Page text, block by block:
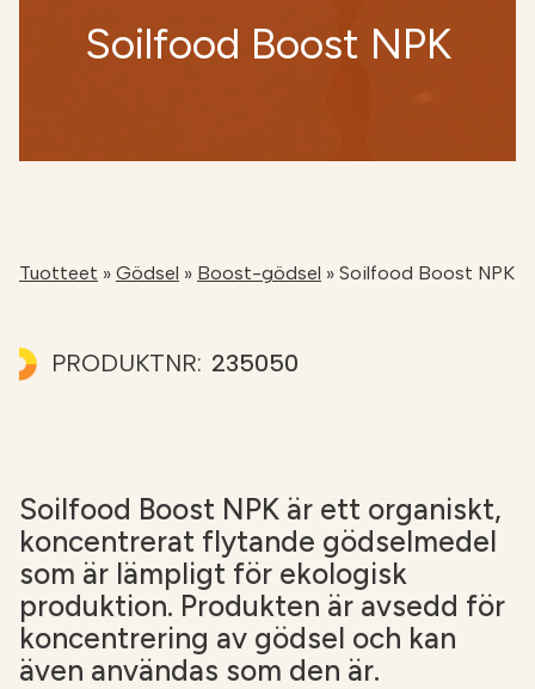
NÄTBUTIKEN
Soilfood Boost NPK
Tuotteet » Gödsel » Boost-gödsel » Soilfood Boost NPK
PRODUKTNR: 235050
Soilfood Boost NPK är ett organiskt,
koncentrerat flytande gödselmedel
som är lämpligt för ekologisk
produktion. Produkten är avsedd för
koncentrering av gödsel och kan
även användas som den är.